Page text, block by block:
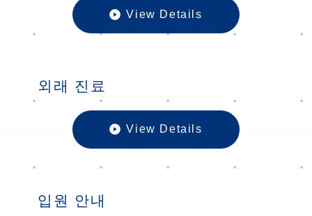
층별 안내の
View Details
외래 진료
View Details
입원 안내